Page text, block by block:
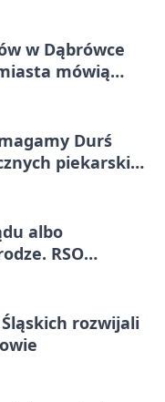
w Dąbrówce
mówią
Durś
piekarskich
albo
RSO
rozwijali